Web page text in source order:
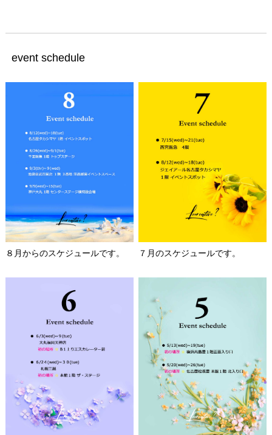
event schedule
８月からのスケジュールです。 ７月のスケジュールです。